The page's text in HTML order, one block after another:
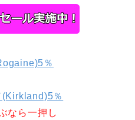
％
(Kirkland)5％
なら一押し